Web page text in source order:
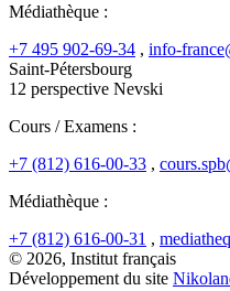
Médiathèque :
+7 495 902-69-34 , info-
Saint-Pétersbourg
12 perspective Nevski
Cours / Examens :
+7 (812) 616-00-33 ,
Médiathèque :
+7 (812) 616-00-31 ,
© 2026, Institut français
Développement du site